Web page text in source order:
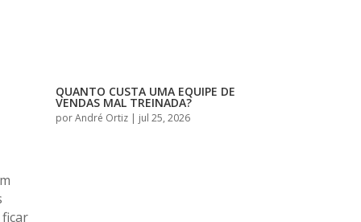
QUANTO CUSTA UMA EQUIPE DE
VENDAS MAL TREINADA?
porAndré Ortiz| jul 25, 2026